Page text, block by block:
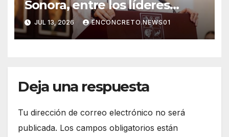
Sonora, entre los líderes
nacionales en crecimiento
manufacturero durante 2026
JUL 13, 2026 ENCONCRETO.NEWS01
Deja una respuesta
Tu dirección de correo electrónico no será
publicada. Los campos obligatorios están